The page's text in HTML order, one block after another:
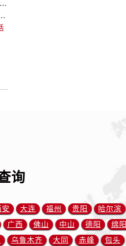
郑州欧米茄回收价格查询及各大平台实测排行(2026年7月最新数据)
修地址及官方电话权威信息通告（2026年7月最新）
询
安 大连 福州 贵阳 哈尔滨
广西 佛山 中山 德阳 绵阳
乌鲁木齐 大同 赤峰 包头